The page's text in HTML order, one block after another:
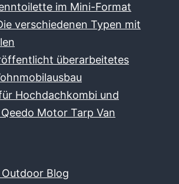
im Mini-Format
verschiedenen Typen mit
überarbeitetes
Hochdachkombi und
Motor Tarp Van